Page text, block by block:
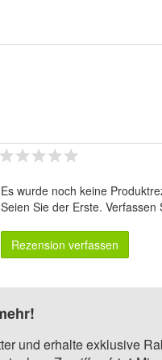
Es wurde noch keine
Seien Sie der Erste. Verfassen
Rezension verfassen
und erhalte exklusive